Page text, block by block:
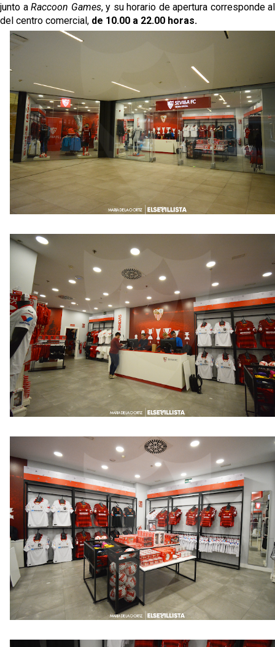
junto a Raccoon Games, y su horario de apertura corresponde al
del centro comercial, de 10.00 a 22.00 horas.